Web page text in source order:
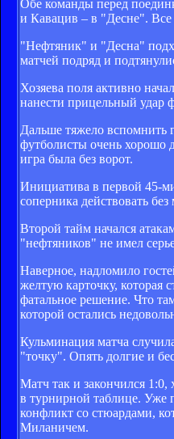
Обе команды перед
и Кавацив – в "Десне".
"Нефтяник" и "Десна"
матчей подряд и
Хозяева поля активно
нанести прицельный удар
Дальше тяжело вспомнить
футболисты очень хорошо
игра была без ворот.
Инициатива в первой 45-
соперника действовать без
Второй тайм начался
"нефтяников" не имел
Наверное, надломило
желтую карточку, которая
фатальное решение. Что
которой остались
Кульминация матча
"точку". Опять долгие и
Матч так и закончился
в турнирной таблице. Уже
конфликт со стюардами,
Миланичем.